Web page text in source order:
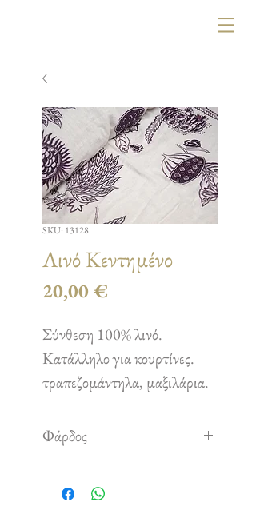
SKU: 13128
Λινό Κεντημένο
20,00 €
Σύνθεση 100% λινό.
Κατάλληλο για κουρτίνες.
τραπεζομάντηλα, μαξιλάρια.
Φάρδος